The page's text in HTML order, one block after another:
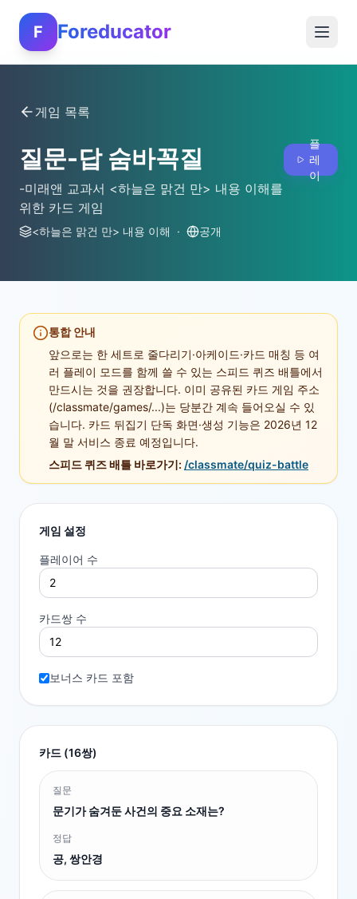
F Foreducator
게임 목록
질문-답 숨바꼭질
-미래앤 교과서 <하늘은 맑건 만> 내용 이해를
위한 카드 게임
<하늘은 맑건 만> 내용 이해 · 공개
플
레
이
통합 안내
앞으로는 한 세트로 줄다리기·아케이드·카드 매칭 등 여
러 플레이 모드를 함께 쓸 수 있는 스피드 퀴즈 배틀에서
만드시는 것을 권장합니다. 이미 공유된 카드 게임 주소
(/classmate/games/...)는 당분간 계속 들어오실 수 있
습니다. 카드 뒤집기 단독 화면·생성 기능은 2026년 12
월 말 서비스 종료 예정입니다.
스피드 퀴즈 배틀 바로가기: /classmate/quiz-battle
게임 설정
플레이어 수
카드쌍 수
보너스 카드 포함
카드 (16쌍)
질문
문기가 숨겨둔 사건의 중요 소재는?
정답
공, 쌍안경